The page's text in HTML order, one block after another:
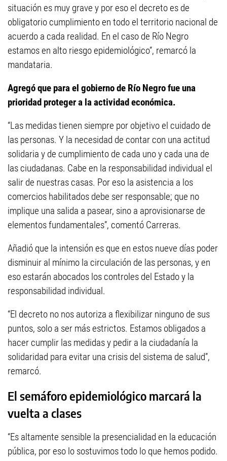
situación es muy grave y por eso el decreto es de
obligatorio cumplimiento en todo el territorio nacional de
acuerdo a cada realidad. En el caso de Río Negro
estamos en alto riesgo epidemiológico”, remarcó la
mandataria.
Agregó que para el gobierno de Río Negro fue una
prioridad proteger a la actividad económica.
“Las medidas tienen siempre por objetivo el cuidado de
las personas. Y la necesidad de contar con una actitud
solidaria y de cumplimiento de cada uno y cada una de
las ciudadanas. Cabe en la responsabilidad individual el
salir de nuestras casas. Por eso la asistencia a los
comercios habilitados debe ser responsable; que no
implique una salida a pasear, sino a aprovisionarse de
elementos fundamentales”, comentó Carreras.
Añadió que la intensión es que en estos nueve días poder
disminuir al mínimo la circulación de las personas, y en
eso estarán abocados los controles del Estado y la
responsabilidad individual.
“El decreto no nos autoriza a flexibilizar ninguno de sus
puntos, solo a ser más estrictos. Estamos obligados a
hacer cumplir las medidas y pedir a la ciudadanía la
solidaridad para evitar una crisis del sistema de salud”,
remarcó.
El semáforo epidemiológico marcará la
vuelta a clases
“Es altamente sensible la presencialidad en la educación
pública, por eso lo sostuvimos todo lo que hemos podido.